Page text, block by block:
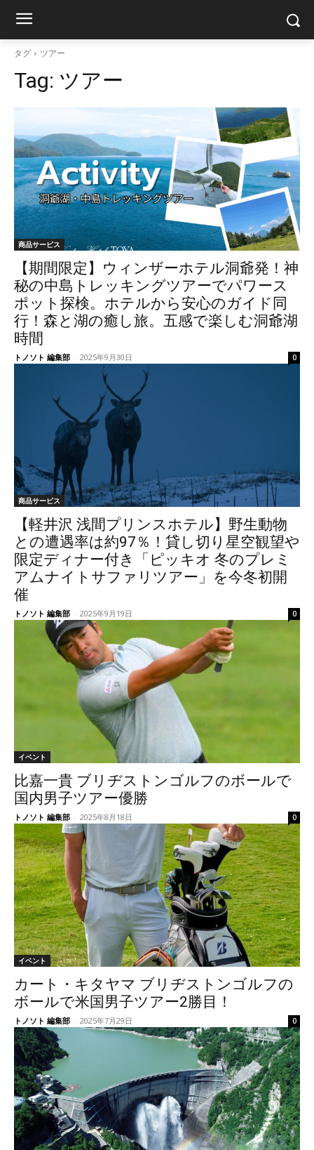
タグ ツアー
Tag: ツアー
商品サービス
【期間限定】ウィンザーホテル洞爺発！神
秘の中島トレッキングツアーでパワース
ポット探検。ホテルから安心のガイド同
行！森と湖の癒し旅。五感で楽しむ洞爺湖
時間
トノソト 編集部 - 2025年9月30日 0
商品サービス
【軽井沢 浅間プリンスホテル】野生動物
との遭遇率は約97％！貸し切り星空観望や
限定ディナー付き「ピッキオ 冬のプレミ
アムナイトサファリツアー」を今冬初開
催
トノソト 編集部 - 2025年9月19日 0
イベント
比嘉一貴 ブリヂストンゴルフのボールで
国内男子ツアー優勝
トノソト 編集部 - 2025年8月18日 0
イベント
カート・キタヤマ ブリヂストンゴルフの
ボールで米国男子ツアー2勝目！
トノソト 編集部 - 2025年7月29日 0